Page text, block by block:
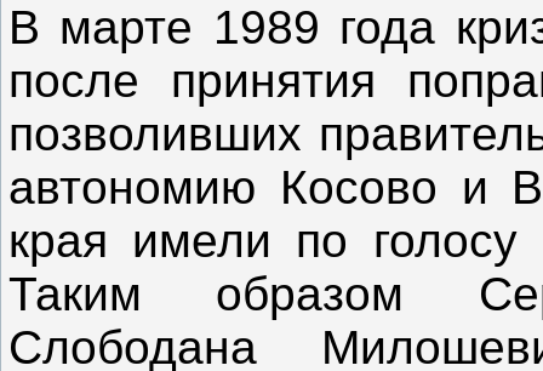
В марте 1989 года
после принятия
позволивших
автономию Косово и
края имели по голосу
Таким образом
Слободана